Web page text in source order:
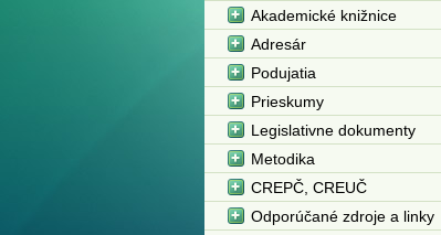
Akademické knižnice
Adresár
Podujatia
Prieskumy
Legislativne dokumenty
Metodika
CREPČ, CREUČ
Odporúčané zdroje a linky